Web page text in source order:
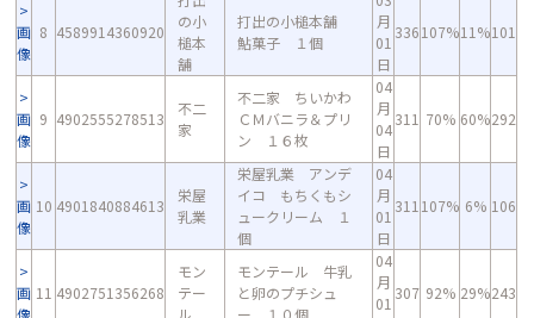
画
像
8 4589914360920
の小
槌本
舗
打出の小槌本舗
鮎菓子 １個
月
01
日
336107%11%101
画
像
9 4902555278513
不二
家
不二家 ちいかわ
ＣＭバニラ＆プリ
ン １６枚
04
月
04
日
311 70% 60%292
画
像
10 4901840884613
栄屋
乳業
栄屋乳業 アンデ
イコ もちくもシ
ュークリーム １
個
04
月
01
日
311 107% 6% 106
画
像
11 4902751356268
モン
テー
ル
モンテール 牛乳
と卵のプチシュ
ー １０個
04
月
01
307 92% 29%243